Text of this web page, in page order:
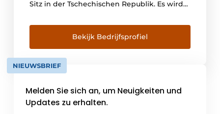
Sitz in der Tschechischen Republik. Es wird
Managementteam geleitet, das über
mehrere Kontinente verteilt ist. IDEA StatiCa
basiert auf vier Schlüsselwerten: -
VertrauenWir entwickeln uns systematisch
als Fundament, auf dem wir aufbauen
Leidenschaft für die Vereinfachung
komplexer Aufgaben- WachstumDie [...]
Bekijk Bedrijfsprofiel
NIEUWSBRIEF
Melden Sie sich an, um Neuigkeiten und
Updates zu erhalten.